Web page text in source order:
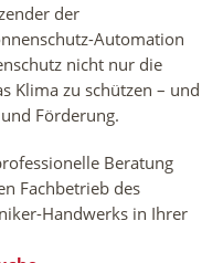
der
Automation
nicht nur die
Klima zu schützen – und
Förderung.
Beratung
Fachbetrieb des
Handwerks in Ihrer